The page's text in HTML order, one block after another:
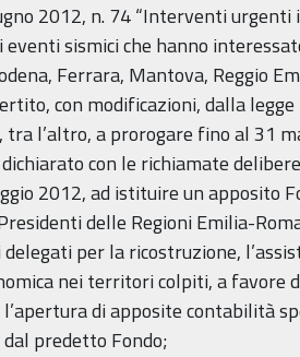
2012, n. 74 “Interventi
eventi sismici che hanno
Ferrara, Mantova, Reggio
con modificazioni, dalla
tra l’altro, a prorogare fino al 31
con le richiamate
2012, ad istituire un apposito
delle Regioni Emilia-
per la ricostruzione,
nei territori colpiti, a favore
di apposite contabilità
predetto Fondo;